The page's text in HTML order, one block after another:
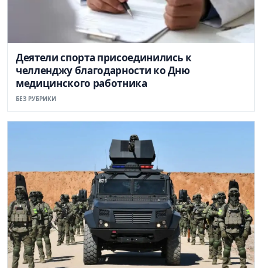
Деятели спорта присоединились к
челленджу благодарности ко Дню
медицинского работника
БЕЗ РУБРИКИ